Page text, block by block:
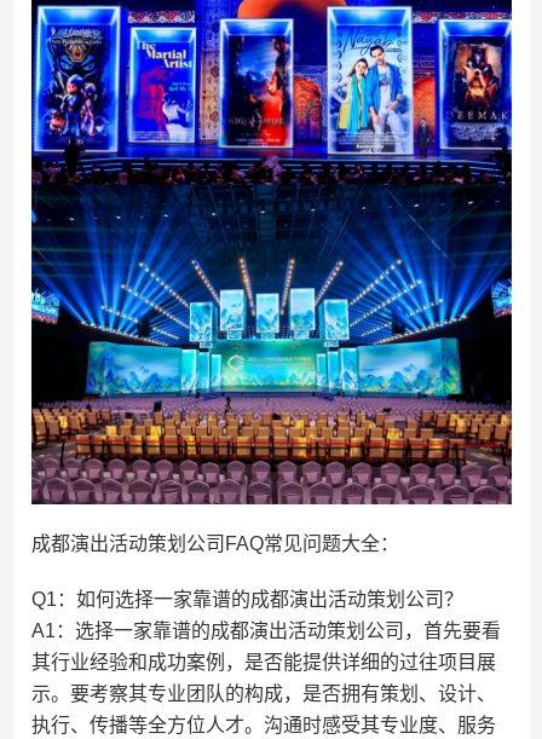
成都演出活动策划公司FAQ常见问题大全：
Q1：如何选择一家靠谱的成都演出活动策划公司？
A1：选择一家靠谱的成都演出活动策划公司，首先要看
其行业经验和成功案例，是否能提供详细的过往项目展
示。要考察其专业团队的构成，是否拥有策划、设计、
执行、传播等全方位人才。沟通时感受其专业度、服务